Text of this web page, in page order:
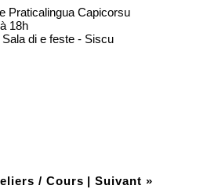
Praticalingua Capicorsu
18h
di e feste - Siscu
/ Cours | Suivant »